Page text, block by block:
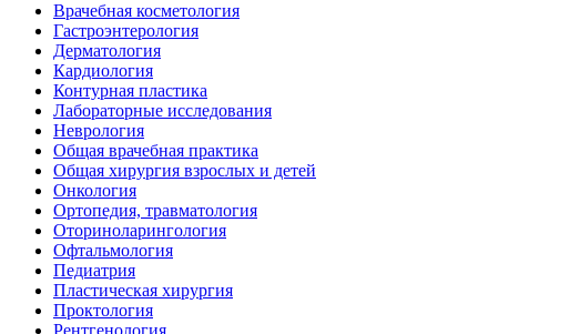
Врачебная косметология
Гастроэнтерология
Дерматология
Кардиология
Контурная пластика
Лабораторные исследования
Неврология
Общая врачебная практика
Общая хирургия взрослых и детей
Онкология
Ортопедия, травматология
Оториноларингология
Офтальмология
Педиатрия
Пластическая хирургия
Проктология
Рентгенология